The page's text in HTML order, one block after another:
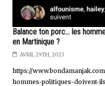
Balance ton porc… les
en Martinique ?
AVRIL 29TH, 2023
https://
hommes-politiques-doivent-